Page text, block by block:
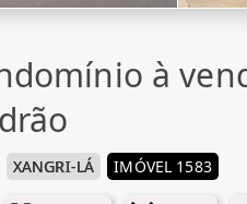
à
XANGRI-LÁ IMÓVEL 1583